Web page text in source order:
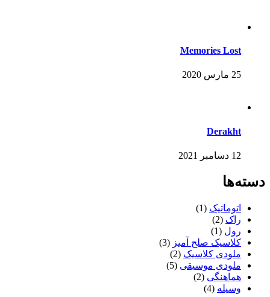
Memories Lost
25 مارس 2020
Derakht
12 دسامبر 2021
دسته‌ها
اتوماتیک (1)
راک (2)
رول (1)
کلاسیک صلح آمیز (3)
ملودی کلاسیک (2)
ملودی موسیقی (5)
هماهنگی (2)
وسیله (4)